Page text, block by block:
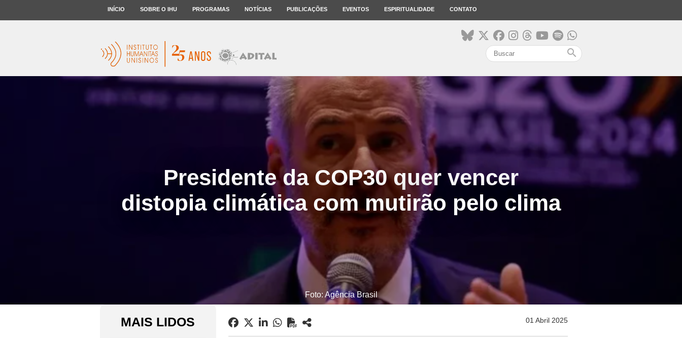
INÍCIO SOBRE O IHU PROGRAMAS NOTÍCIAS PUBLICAÇÕES EVENTOS ESPIRITUALIDADE CONTATO
search
Presidente da COP30 quer vencer
distopia climática com mutirão pelo clima
Foto: Agência Brasil
MAIS LIDOS 01 Abril 2025